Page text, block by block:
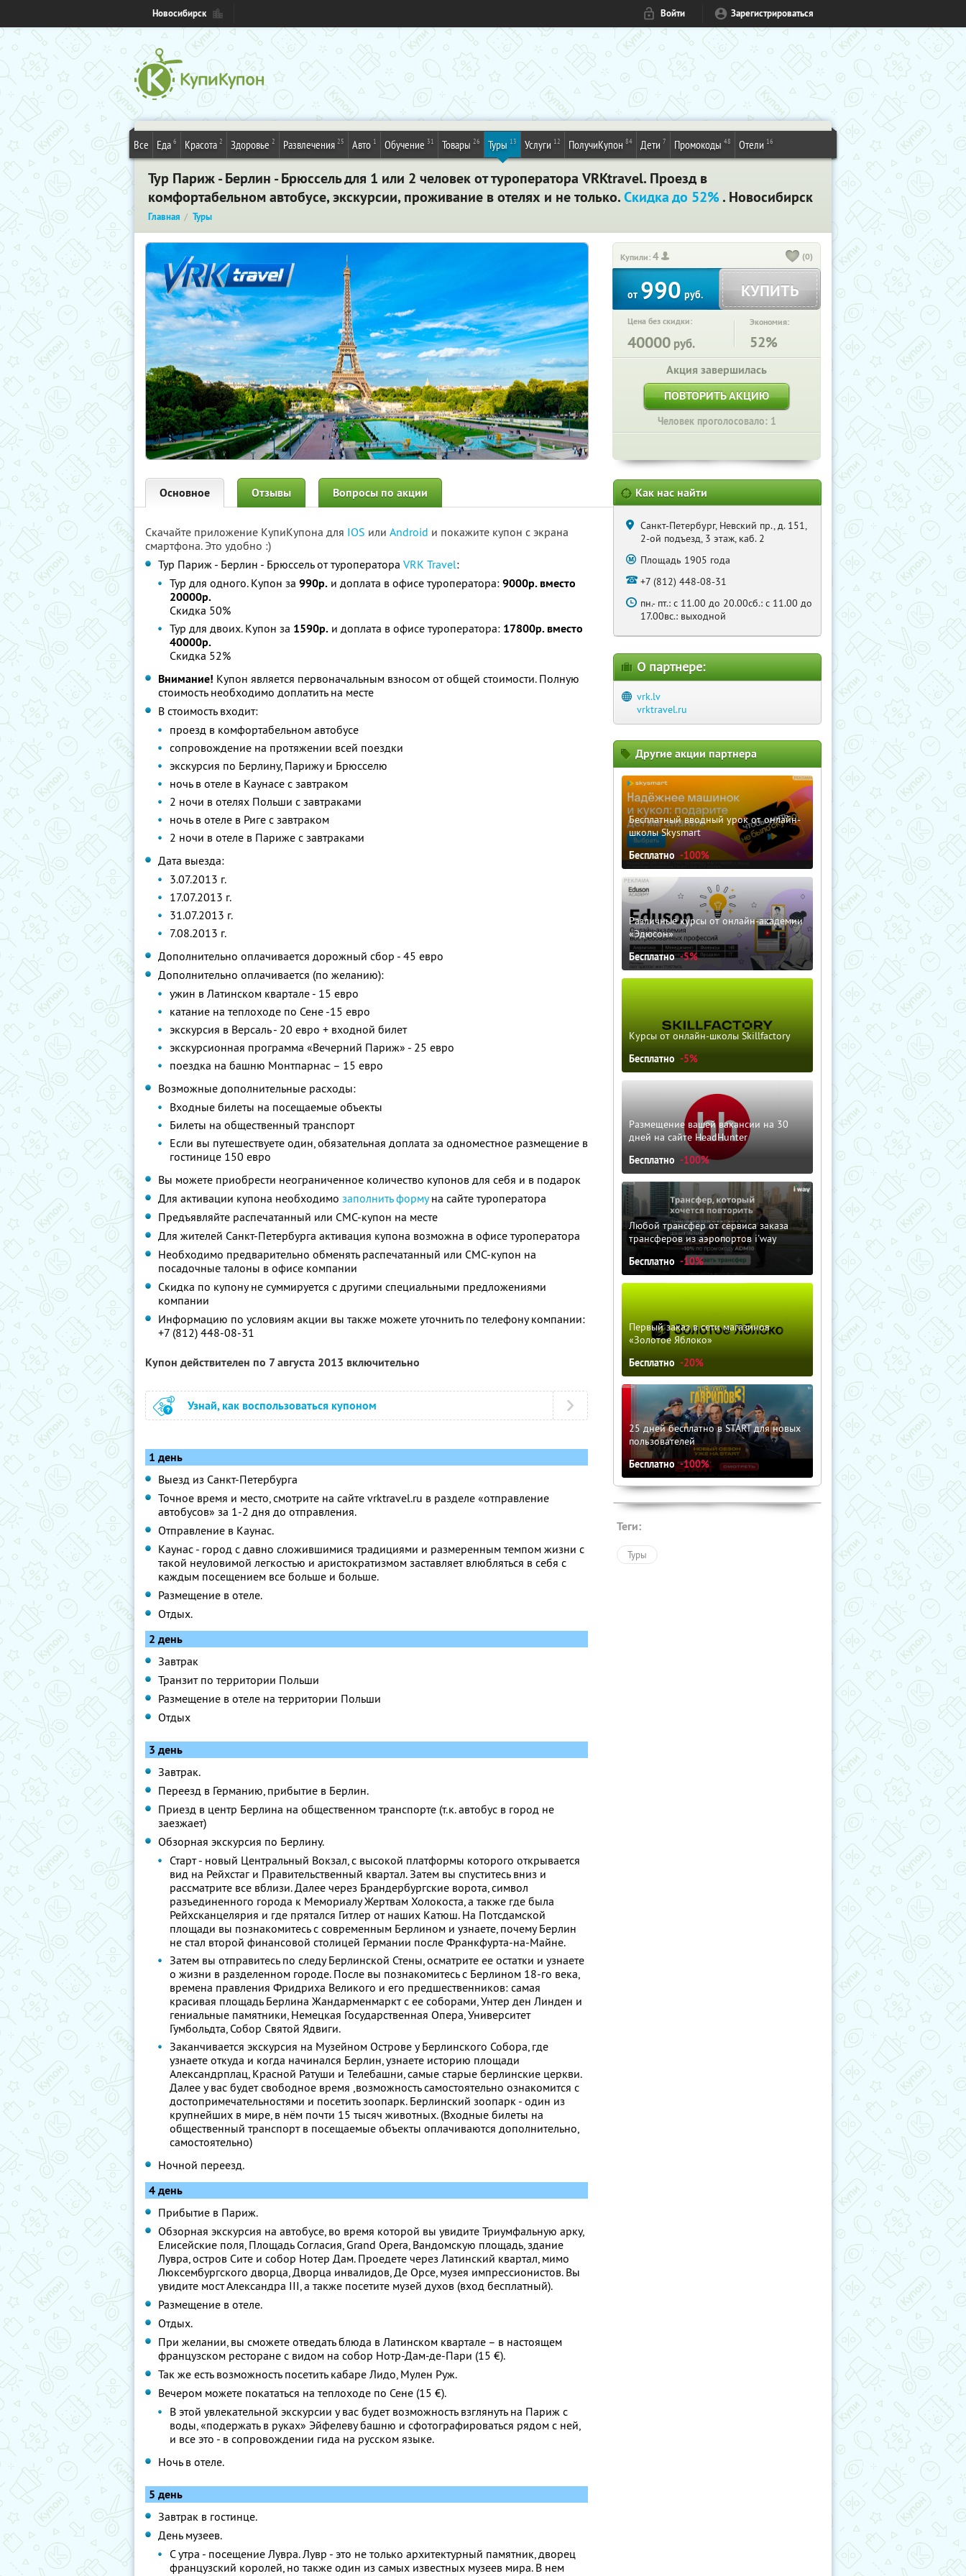
Новосибирск Войти Зарегистрироваться
Все Еда 6 Красота 2 Здоровье 2 Развлечения 25 Авто 1 Обучение 31 Товары 26 Туры 13 Услуги 12 ПолучиКупон 84 Дети 7 Промокоды 48 Отели 16
Тур Париж - Берлин - Брюссель для 1 или 2 человек от туроператора VRKtravel. Проезд в
комфортабельном автобусе, экскурсии, проживание в отелях и не только.Скидка до 52%. Новосибирск
Главная Туры
Купили:4 (0)
от990руб. КУПИТЬ
Цена без скидки:
40000 руб.
Экономия:
52%
Акция завершилась
ПОВТОРИТЬ АКЦИЮ
Человек проголосовало: 1
Основное Отзывы Вопросы по акции
Скачайте приложение КупиКупона для IOS или Android и покажите купон с экрана
смартфона. Это удобно :)
Тур Париж - Берлин - Брюссель от туроператора VRK Travel:
Тур для одного. Купон за 990р. и доплата в офисе туроператора: 9000р. вместо
20000р.
Скидка 50%
Тур для двоих. Купон за 1590р. и доплата в офисе туроператора: 17800р. вместо
40000р.
Скидка 52%
Внимание! Купон является первоначальным взносом от общей стоимости. Полную
стоимость необходимо доплатить на месте
В стоимость входит:
проезд в комфортабельном автобусе
сопровождение на протяжении всей поездки
экскурсия по Берлину, Парижу и Брюсселю
ночь в отеле в Каунасе с завтраком
2 ночи в отелях Польши с завтраками
ночь в отеле в Риге с завтраком
2 ночи в отеле в Париже с завтраками
Дата выезда:
3.07.2013 г.
17.07.2013 г.
31.07.2013 г.
7.08.2013 г.
Дополнительно оплачивается дорожный сбор - 45 евро
Дополнительно оплачивается (по желанию):
ужин в Латинском квартале - 15 евро
катание на теплоходе по Сене -15 евро
экскурсия в Версаль - 20 евро + входной билет
экскурсионная программа «Вечерний Париж» - 25 евро
поездка на башню Монтпарнас – 15 евро
Возможные дополнительные расходы:
Входные билеты на посещаемые объекты
Билеты на общественный транспорт
Если вы путешествуете один, обязательная доплата за одноместное размещение в
гостинице 150 евро
Вы можете приобрести неограниченное количество купонов для себя и в подарок
Для активации купона необходимо заполнить формуна сайте туроператора
Предъявляйте распечатанный или СМС-купон на месте
Для жителей Санкт-Петербурга активация купона возможна в офисе туроператора
Необходимо предварительно обменять распечатанный или СМС-купон на
посадочные талоны в офисе компании
Скидка по купону не суммируется с другими специальными предложениями
компании
Информацию по условиям акции вы также можете уточнить по телефону компании:
+7 (812) 448-08-31
Купон действителен по 7 августа 2013 включительно
Узнай, как воспользоваться купоном
1 день
Выезд из Санкт-Петербурга
Точное время и место, смотрите на сайте vrktravel.ru в разделе «отправление
автобусов» за 1-2 дня до отправления.
Отправление в Каунас.
Каунас - город с давно сложившимися традициями и размеренным темпом жизни с
такой неуловимой легкостью и аристократизмом заставляет влюбляться в себя с
каждым посещением все больше и больше.
Размещение в отеле.
Отдых.
2 день
Завтрак
Транзит по территории Польши
Размещение в отеле на территории Польши
Отдых
3 день
Завтрак.
Переезд в Германию, прибытие в Берлин.
Приезд в центр Берлина на общественном транспорте (т.к. автобус в город не
заезжает)
Обзорная экскурсия по Берлину.
Старт - новый Центральный Вокзал, с высокой платформы которого открывается
вид на Рейхстаг и Правительственный квартал. Затем вы спуститесь вниз и
рассматрите все вблизи. Далее через Брандербургские ворота, символ
разъединенного города к Мемориалу Жертвам Холокоста, а также где была
Рейхсканцелярия и где прятался Гитлер от наших Катюш. На Потсдамской
площади вы познакомитесь с современным Берлином и узнаете, почему Берлин
не стал второй финансовой столицей Германии после Франкфурта-на-Майне.
Затем вы отправитесь по следу Берлинской Стены, осматрите ее остатки и узнаете
о жизни в разделенном городе. После вы познакомитесь с Берлином 18-го века,
времена правления Фридриха Великого и его предшественников: самая
красивая площадь Берлина Жандарменмаркт с ее соборами, Унтер ден Линден и
гениальные памятники, Немецкая Государственная Опера, Университет
Гумбольдта, Собор Святой Ядвиги.
Заканчивается экскурсия на Музейном Острове у Берлинского Собора, где
узнаете откуда и когда начинался Берлин, узнаете историю площади
Александрплац, Красной Ратуши и Телебашни, самые старые берлинские церкви.
Далее у вас будет свободное время ,возможность самостоятельно ознакомится с
достопримечательностями и посетить зоопарк. Берлинский зоопарк - один из
крупнейших в мире, в нём почти 15 тысяч животных. (Входные билеты на
общественный транспорт в посещаемые объекты оплачиваются дополнительно,
самостоятельно)
Ночной переезд.
4 день
Прибытие в Париж.
Обзорная экскурсия на автобусе, во время которой вы увидите Триумфальную арку,
Елисейские поля, Площадь Согласия, Grand Opera, Вандомскую площадь, здание
Лувра, остров Сите и собор Нотер Дам. Проедете через Латинский квартал, мимо
Люксембургского дворца, Дворца инвалидов, Де Орсе, музея импрессионистов. Вы
увидите мост Александра III, а также посетите музей духов (вход бесплатный).
Размещение в отеле.
Отдых.
При желании, вы сможете отведать блюда в Латинском квартале – в настоящем
французском ресторане с видом на собор Нотр-Дам-де-Пари (15 €).
Так же есть возможность посетить кабаре Лидо, Мулен Руж.
Вечером можете покататься на теплоходе по Сене (15 €).
В этой увлекательной экскурсии у вас будет возможность взглянуть на Париж с
воды, «подержать в руках» Эйфелеву башню и сфотографироваться рядом с ней,
и все это - в сопровождении гида на русском языке.
Ночь в отеле.
5 день
Завтрак в гостинце.
День музеев.
С утра - посещение Лувра. Лувр - это не только архитектурный памятник, дворец
французский королей, но также один из самых известных музеев мира. В нем
Как нас найти
Санкт-Петербург, Невский пр., д. 151,
2-ой подъезд, 3 этаж, каб. 2
Площадь 1905 года
+7 (812) 448-08-31
пн.- пт.: с 11.00 до 20.00сб.: с 11.00 до
17.00вс.: выходной
О партнере:
vrk.lv
vrktravel.ru
Другие акции партнера
Бесплатный вводный урок от онлайн-
школы Skysmart
Бесплатно -100%
Различные курсы от онлайн-академии
«Эдюсон»
Бесплатно -5%
Курсы от онлайн-школы Skillfactory
Бесплатно -5%
Размещение вашей вакансии на 30
дней на сайте HeadHunter
Бесплатно -100%
Любой трансфер от сервиса заказа
трансферов из аэропортов i'way
Бесплатно -10%
Первый заказ в сети магазинов
«Золотое Яблоко»
Бесплатно -20%
25 дней бесплатно в START для новых
пользователей
Бесплатно -100%
Теги:
Туры